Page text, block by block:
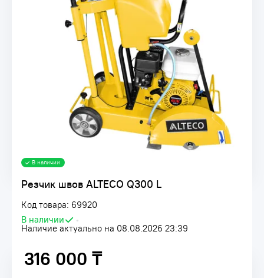
Резчик швов ALTECO Q300 L
Код товара: 69920
В наличии
•
Наличие актуально на 08.08.2026 23:39
В наличии
316 000 ₸
316 000 ₸